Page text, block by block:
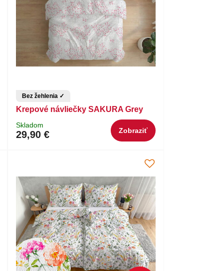
Bez žehlenia ✓
Krepové návliečky SAKURA Grey
Skladom
29,90 € Zobraziť